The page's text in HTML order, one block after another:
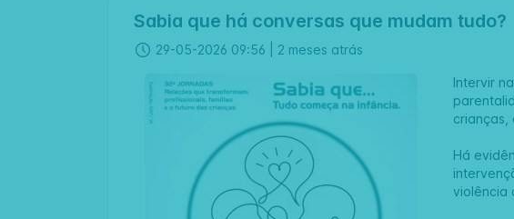
Sabia que há conversas que mudam tudo?
29-05-2026 09:56 | 2 meses atrás
Intervir
crianças,
Há
violência